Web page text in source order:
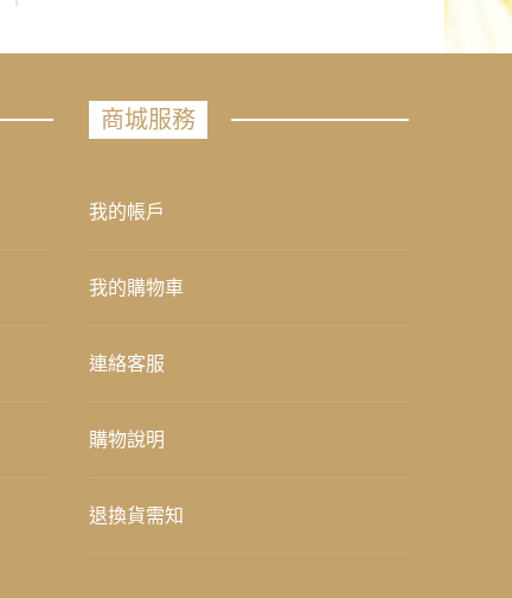
商城服務
我的帳戶
我的購物車
連絡客服
購物說明
退換貨需知